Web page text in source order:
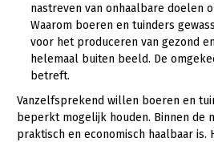
nastreven van onhaalbare doelen
Waarom boeren en tuinders
voor het produceren van gezond
helemaal buiten beeld. De
betreft.
Vanzelfsprekend willen boeren en
beperkt mogelijk houden. Binnen de
praktisch en economisch haalbaar is.